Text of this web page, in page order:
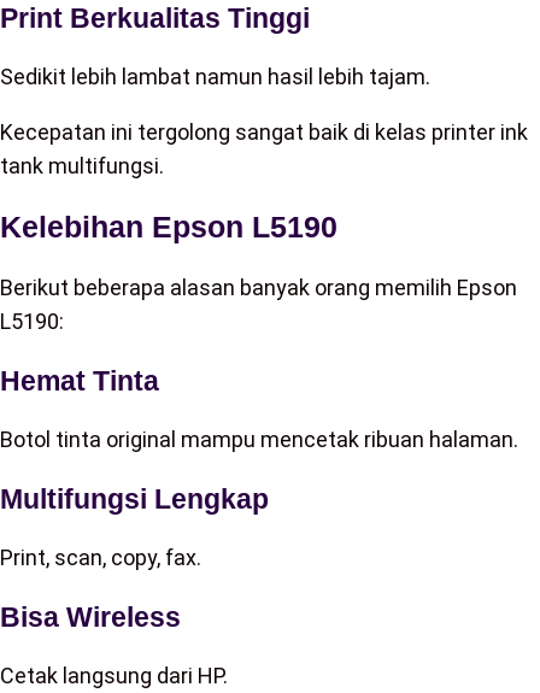
Print Berkualitas Tinggi
Sedikit lebih lambat namun hasil lebih tajam.
Kecepatan ini tergolong sangat baik di kelas printer ink
tank multifungsi.
Kelebihan Epson L5190
Berikut beberapa alasan banyak orang memilih Epson
L5190:
Hemat Tinta
Botol tinta original mampu mencetak ribuan halaman.
Multifungsi Lengkap
Print, scan, copy, fax.
Bisa Wireless
Cetak langsung dari HP.